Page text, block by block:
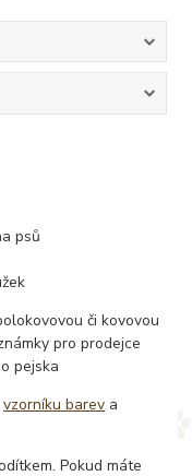
psů
či kovovou
pro prodejce
pejska
vzorníku barev a
Pokud máte